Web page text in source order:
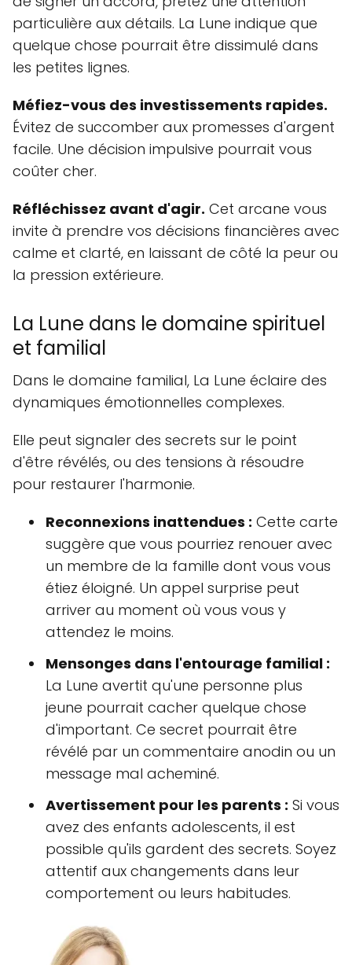
particulière aux détails. La Lune indique que
quelque chose pourrait être dissimulé dans
les petites lignes.
Méfiez-vous des investissements rapides.
Évitez de succomber aux promesses d'argent
facile. Une décision impulsive pourrait vous
coûter cher.
Réfléchissez avant d'agir. Cet arcane vous
invite à prendre vos décisions financières avec
calme et clarté, en laissant de côté la peur ou
la pression extérieure.
La Lune dans le domaine spirituel
et familial
Dans le domaine familial, La Lune éclaire des
dynamiques émotionnelles complexes.
Elle peut signaler des secrets sur le point
d'être révélés, ou des tensions à résoudre
pour restaurer l'harmonie.
Reconnexions inattendues : Cette carte
suggère que vous pourriez renouer avec
un membre de la famille dont vous vous
étiez éloigné. Un appel surprise peut
arriver au moment où vous vous y
attendez le moins.
Mensonges dans l'entourage familial :
La Lune avertit qu'une personne plus
jeune pourrait cacher quelque chose
d'important. Ce secret pourrait être
révélé par un commentaire anodin ou un
message mal acheminé.
Avertissement pour les parents : Si vous
avez des enfants adolescents, il est
possible qu'ils gardent des secrets. Soyez
attentif aux changements dans leur
comportement ou leurs habitudes.